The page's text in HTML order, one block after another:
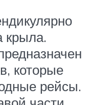
крыла.
которые
рейсы.